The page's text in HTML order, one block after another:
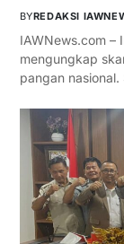
BYREDAKSI
IAWNews.com –
mengungkap
pangan